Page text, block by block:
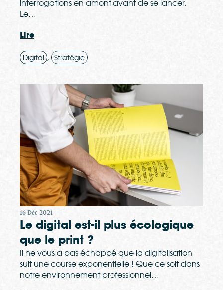
interrogations en amont avant de se lancer.
Le…
Lire
Digital , Stratégie
16 Déc 2021
Le digital est-il plus écologique
que le print ?
Il ne vous a pas échappé que la digitalisation
suit une course exponentielle ! Que ce soit dans
notre environnement professionnel…